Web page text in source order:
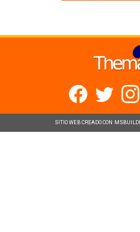
SITIO WEB CREADO CON